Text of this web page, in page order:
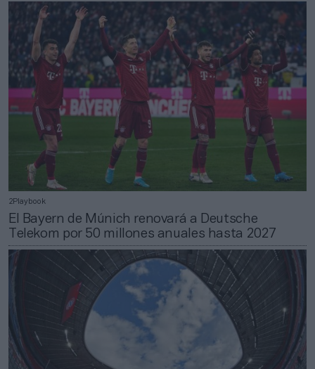
2Playbook
El Bayern de Múnich renovará a Deutsche
Telekom por 50 millones anuales hasta 2027